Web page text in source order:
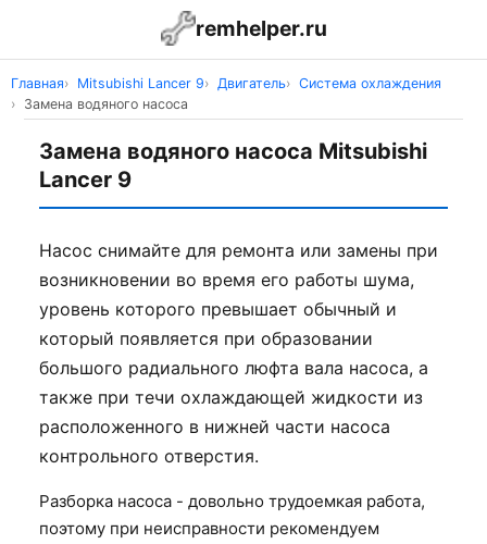
remhelper.ru
Главная Mitsubishi Lancer 9 Двигатель
Система охлаждения
Замена водяного насоса
Замена водяного насоса Mitsubishi
Lancer 9
Насос снимайте для ремонта или замены при
возникновении во время его работы шума,
уровень которого превышает обычный и
который появляется при образовании
большого радиального люфта вала насоса, а
также при течи охлаждающей жидкости из
расположенного в нижней части насоса
контрольного отверстия.
Разборка насоса - довольно трудоемкая работа,
поэтому при неисправности рекомендуем